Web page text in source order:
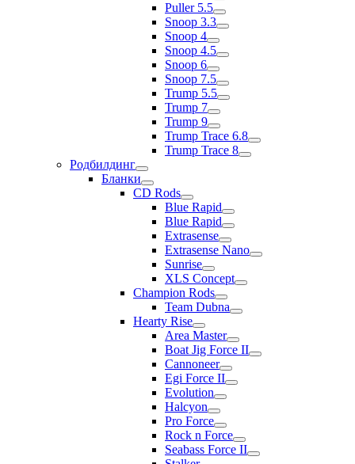
Puller 5.5
Snoop 3.3
Snoop 4
Snoop 4.5
Snoop 6
Snoop 7.5
Trump 5.5
Trump 7
Trump 9
Trump Trace 6.8
Trump Trace 8
Родбилдинг
Бланки
CD Rods
Blue Rapid
Blue Rapid
Extrasense
Extrasense Nano
Sunrise
XLS Concept
Champion Rods
Team Dubna
Hearty Rise
Area Master
Boat Jig Force II
Cannoneer
Egi Force II
Evolution
Halcyon
Pro Force
Rock n Force
Seabass Force II